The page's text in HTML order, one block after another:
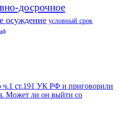
досрочное
осуждение условный срок
ч.1 ст.191 УК РФ и приговорили
Может ли он выйти со